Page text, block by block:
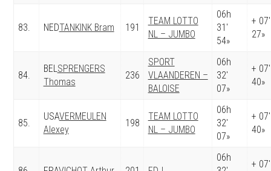
83. NEDTANKINK Bram 191
TEAM LOTTO
NL – JUMBO
06h
31′
54»
+ 07′
27»
84.
BELSPRENGERS
Thomas
236
SPORT
VLAANDEREN –
BALOISE
06h
32′
07»
+ 07′
40»
85.
USAVERMEULEN
Alexey
198
TEAM LOTTO
NL – JUMBO
06h
32′
07»
+ 07′
40»
06h
+ 07′